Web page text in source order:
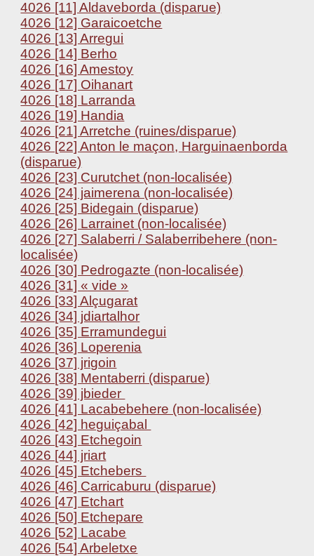
4026 [11] Aldaveborda (disparue)
4026 [12] Garaicoetche
4026 [13] Arregui
4026 [14] Berho
4026 [16] Amestoy
4026 [17] Oihanart
4026 [18] Larranda
4026 [19] Handia
4026 [21] Arretche (ruines/disparue)
4026 [22] Anton le maçon, Harguinaenborda
(disparue)
4026 [23] Curutchet (non-localisée)
4026 [24] jaimerena (non-localisée)
4026 [25] Bidegain (disparue)
4026 [26] Larrainet (non-localisée)
4026 [27] Salaberri / Salaberribehere (non-
localisée)
4026 [30] Pedrogazte (non-localisée)
4026 [31] « vide »
4026 [33] Alçugarat
4026 [34] jdiartalhor
4026 [35] Erramundegui
4026 [36] Loperenia
4026 [37] jrigoin
4026 [38] Mentaberri (disparue)
4026 [39] jbieder
4026 [41] Lacabebehere (non-localisée)
4026 [42] heguiçabal
4026 [43] Etchegoin
4026 [44] jriart
4026 [45] Etchebers
4026 [46] Carricaburu (disparue)
4026 [47] Etchart
4026 [50] Etchepare
4026 [52] Lacabe
4026 [54] Arbeletxe